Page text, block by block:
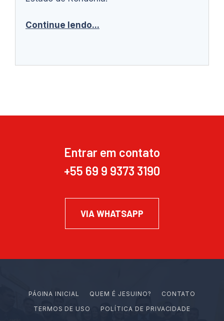
Continue lendo...
Entrar em contato
+55 69 9 9373 3190
VIA WHATSAPP
PÁGINA INICIAL Q U EM É J ES U I N O?
CONTATO
TERMOS DE USO
POLÍTICA DE PRIVACIDADE